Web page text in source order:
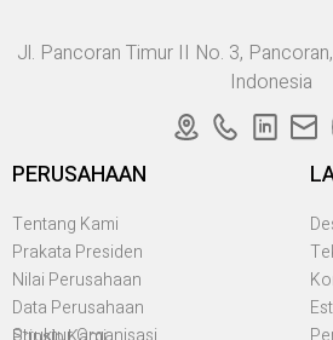
Jl. Pancoran Timur II No. 3,
Indonesia
PERUSAHAAN
Tentang Kami
Prakata Presiden
Nilai Perusahaan
Data Perusahaan